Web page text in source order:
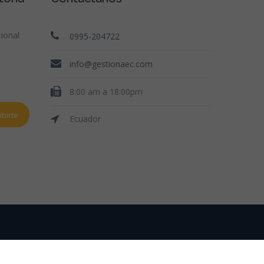
0995-204722
info@gestionaec.com
8:00 am a 18:00pm
Ecuador